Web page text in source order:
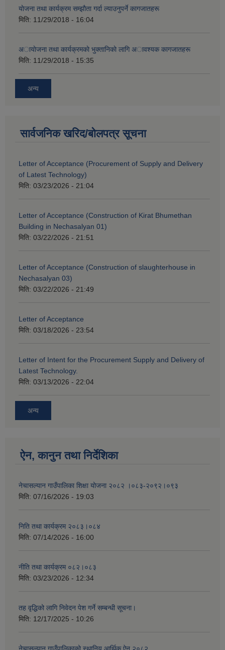
याेजना तथा कार्यक्रम सम्झाैता गर्दा ल्याउनुपर्ने कागजातहरू
मिति: 11/29/2018 - 16:04
अायाेजना तथा कार्यक्रमकाे भुक्तानिकाे लागि अावश्यक कागजातहरू
मिति: 11/29/2018 - 15:35
अन्य
सार्वजनिक खरिद/बोलपत्र सूचना
Letter of Acceptance (Procurement of Supply and Delivery
of Latest Technology)
मिति: 03/23/2026 - 21:04
Letter of Acceptance (Construction of Kirat Bhumethan
Building in Nechasalyan 01)
मिति: 03/22/2026 - 21:51
Letter of Acceptance (Construction of slaughterhouse in
Nechasalyan 03)
मिति: 03/22/2026 - 21:49
Letter of Acceptance
मिति: 03/18/2026 - 23:54
Letter of Intent for the Procurement Supply and Delivery of
Latest Technology.
मिति: 03/13/2026 - 22:04
अन्य
ऐन, कानुन तथा निर्देशिका
नेचासल्यान गाउँपालिका शिक्षा योजना २०८२ ।०८३-२०९२।०९३
मिति: 07/16/2026 - 19:03
निति तथा कार्यक्रम २०८३।०८४
मिति: 07/14/2026 - 16:00
नीति तथा कार्यक्रम ०८२।०८३
मिति: 03/23/2026 - 12:34
तह वृद्धिको लागि निवेदन पेश गर्ने सम्बन्धी सूचना।
मिति: 12/17/2025 - 10:26
नेचासल्यान गाउँपालिकाको स्थानिय आर्थिक ऐन २०८२